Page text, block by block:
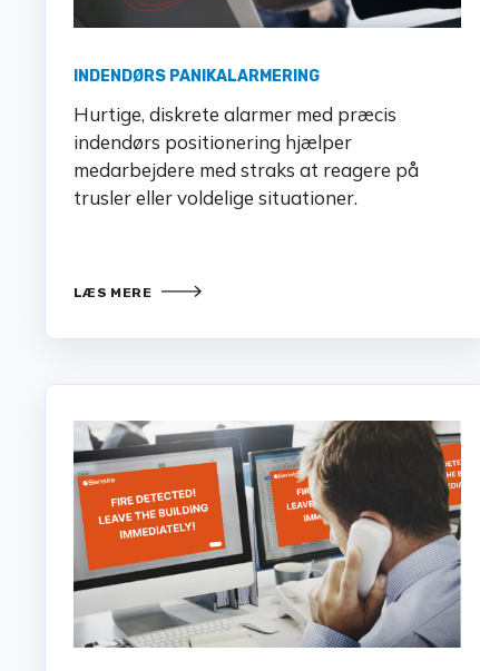
INDENDØRS PANIKALARMERING
Hurtige, diskrete alarmer med præcis
indendørs positionering hjælper
medarbejdere med straks at reagere på
trusler eller voldelige situationer.
LÆS MERE